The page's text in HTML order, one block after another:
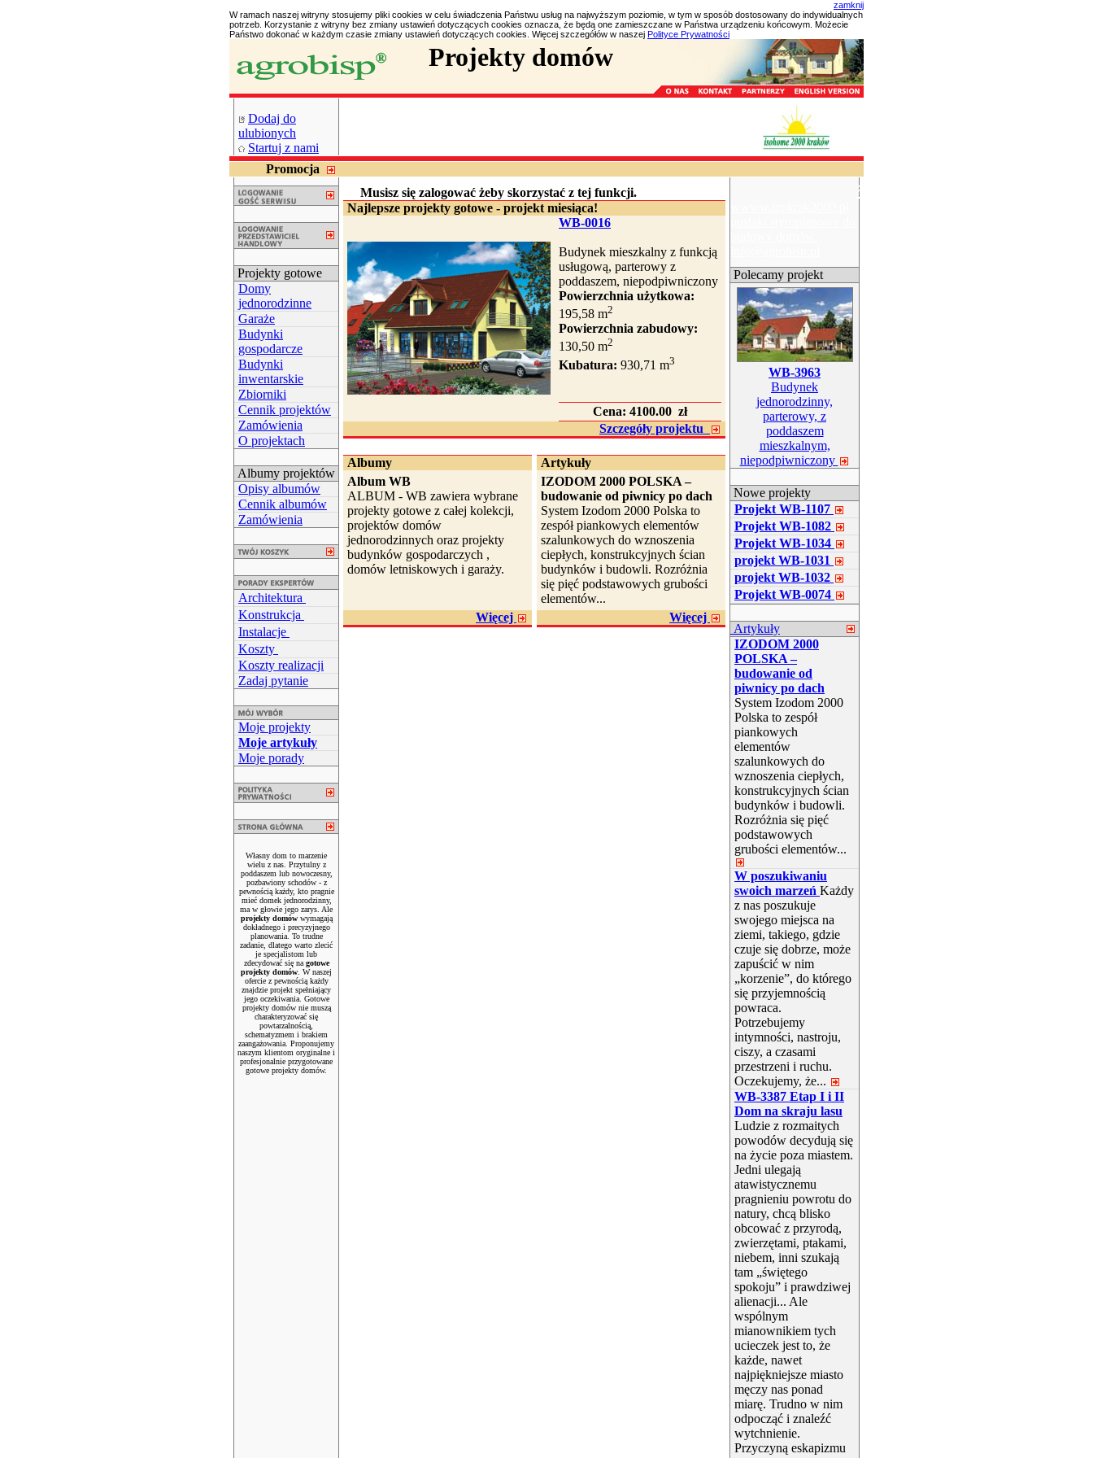
zamknij
W ramach naszej witryny stosujemy pliki cookies w celu świadczenia Państwu usług na najwyższym poziomie, w tym w sposób dostosowany do indywidualnych
potrzeb. Korzystanie z witryny bez zmiany ustawień dotyczących cookies oznacza, że będą one zamieszczane w Państwa urządzeniu końcowym. Możecie
Państwo dokonać w każdym czasie zmiany ustawień dotyczących cookies. Więcej szczegółów w naszej Polityce Prywatności
Projekty domów
Dodaj do
ulubionych
Startuj z nami
Promocja
Projekty gotowe
Domy
jednorodzinne
Garaże
Budynki
gospodarcze
Budynki
inwentarskie
Zbiorniki
Cennik projektów
Zamówienia
O projektach
Albumy projektów
Opisy albumów
Cennik albumów
Zamówienia
Architektura
Konstrukcja
Instalacje
Koszty
Koszty realizacji
Zadaj pytanie
Moje projekty
Moje artykuły
Moje porady
Własny dom to marzenie
wielu z nas. Przytulny z
poddaszem lub nowoczesny,
pozbawiony schodów - z
pewnością każdy, kto pragnie
mieć domek jednorodzinny,
ma w głowie jego zarys. Ale
projekty domówwymagają
dokładnego i precyzyjnego
planowania. To trudne
zadanie, dlatego warto zlecić
je specjalistom lub
zdecydować się na gotowe
projekty domów . W naszej
ofercie z pewnością każdy
znajdzie projekt spełniający
jego oczekiwania. Gotowe
projekty domów nie muszą
charakteryzować się
powtarzalnością,
schematyzmem i brakiem
zaangażowania. Proponujemy
naszym klientom oryginalne i
profesjonalnie przygotowane
gotowe projekty domów.
Musisz się zalogować żeby skorzystać z tej funkcji.
Najlepsze projekty gotowe - projekt miesiąca!
WB-0016
Budynek mieszkalny z funkcją
usługową, parterowy z
poddaszem, niepodpiwniczony
Powierzchnia użytkowa:
195,58 m2
Powierzchnia zabudowy:
130,50 m2
Kubatura: 930,71 m3
Cena: 4100.00 zł
Szczegóły projektu
Albumy
Artykuły
Album WB
ALBUM - WB zawiera wybrane
projekty gotowe z całej kolekcji,
projektów domów
jednorodzinnych oraz projekty
budynków gospodarczych ,
domów letniskowych i garaży.
IZODOM 2000 POLSKA –
budowanie od piwnicy po dach
System Izodom 2000 Polska to
zespół piankowych elementów
szalunkowych do wznoszenia
ciepłych, konstrukcyjnych ścian
budynków i budowli. Rozróżnia
się pięć podstawowych grubości
elementów...
Więcej
Więcej
×
Polecamy projekt
WB-3963
Budynek
jednorodzinny,
parterowy, z
poddaszem
mieszkalnym,
niepodpiwniczony
Nowe projekty
Projekt WB-1107
Projekt WB-1082
Projekt WB-1034
projekt WB-1031
projekt WB-1032
Projekt WB-0074
Artykuły
IZODOM 2000
POLSKA –
budowanie od
piwnicy po dach
System Izodom 2000
Polska to zespół
piankowych
elementów
szalunkowych do
wznoszenia ciepłych,
konstrukcyjnych ścian
budynków i budowli.
Rozróżnia się pięć
podstawowych
grubości elementów...
W poszukiwaniu
swoich marzeń Każdy
z nas poszukuje
swojego miejsca na
ziemi, takiego, gdzie
czuje się dobrze, może
zapuścić w nim
„korzenie”, do którego
się przyjemnością
powraca.
Potrzebujemy
intymności, nastroju,
ciszy, a czasami
przestrzeni i ruchu.
Oczekujemy, że...
WB-3387 Etap I i II
Dom na skraju lasu
Ludzie z rozmaitych
powodów decydują się
na życie poza miastem.
Jedni ulegają
atawistycznemu
pragnieniu powrotu do
natury, chcą blisko
obcować z przyrodą,
zwierzętami, ptakami,
niebem, inni szukają
tam „świętego
spokoju” i prawdziwej
alienacji... Ale
wspólnym
mianownikiem tych
ucieczek jest to, że
każde, nawet
najpiękniejsze miasto
męczy nas ponad
miarę. Trudno w nim
odpocząć i znaleźć
wytchnienie.
Przyczyną eskapizmu